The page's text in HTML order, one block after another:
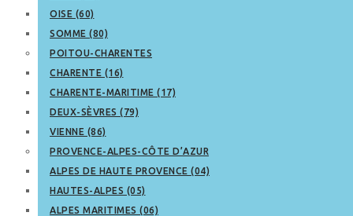
OISE (60)
SOMME (80)
POITOU-CHARENTES
CHARENTE (16)
CHARENTE-MARITIME (17)
DEUX-SÈVRES (79)
VIENNE (86)
PROVENCE-ALPES-CÔTE D’AZUR
ALPES DE HAUTE PROVENCE (04)
HAUTES-ALPES (05)
ALPES MARITIMES (06)